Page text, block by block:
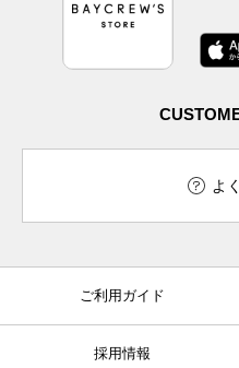
よ
ご利用ガイド
採用情報